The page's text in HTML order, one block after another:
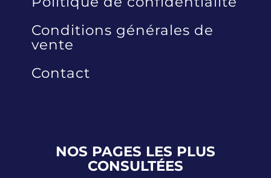
Conditions générales de
vente
Contact
NOS PAGES LES PLUS
CONSULTÉES